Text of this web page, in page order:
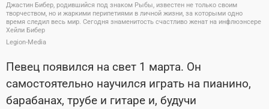
Джастин Бибер, родившийся под знаком Рыбы, известен не только своим
творчеством, но и жаркими перипетиями в личной жизни, за которыми одно
время следил весь мир. Сегодня знаменитость счастливо женат на инфлюэнсере
Хейли Бибер
Legion-Media
Певец появился на свет 1 марта. Он
самостоятельно научился играть на пианино,
барабанах, трубе и гитаре и, будучи